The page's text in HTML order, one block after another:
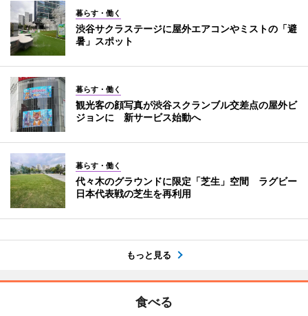
暮らす・働く
渋谷サクラステージに屋外エアコンやミストの「避
暑」スポット
暮らす・働く
観光客の顔写真が渋谷スクランブル交差点の屋外ビ
ジョンに 新サービス始動へ
暮らす・働く
代々木のグラウンドに限定「芝生」空間 ラグビー
日本代表戦の芝生を再利用
もっと見る
食べる